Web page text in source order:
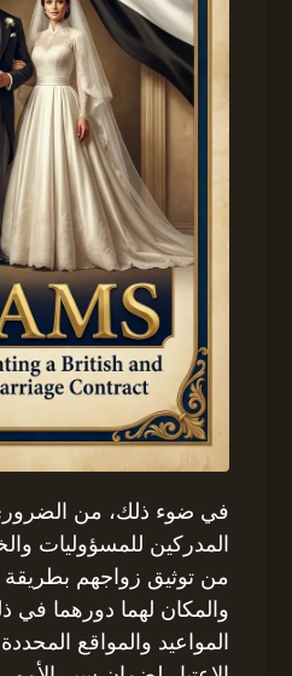
في ضوء ذلك، من
المدركين للمسؤوليات
من توثيق زواجهم
والمكان لهما دورهما
المواعيد والمواقع